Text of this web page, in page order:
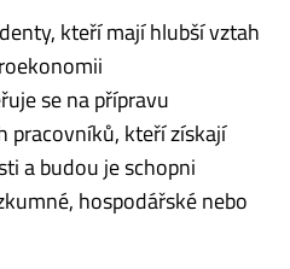
kteří mají hlubší vztah
se na přípravu
pracovníků, kteří získají
a budou je schopni
hospodářské nebo